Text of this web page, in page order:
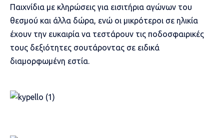
Παιχνίδια με κληρώσεις για εισιτήρια αγώνων του
θεσμού και άλλα δώρα, ενώ οι μικρότεροι σε ηλικία
έχουν την ευκαιρία να τεστάρουν τις ποδοσφαιρικές
τους δεξιότητες σουτάροντας σε ειδικά
διαμορφωμένη εστία.